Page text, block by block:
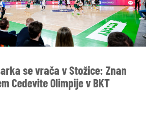
se vrača v Stožice: Znan
Cedevite Olimpije v BKT